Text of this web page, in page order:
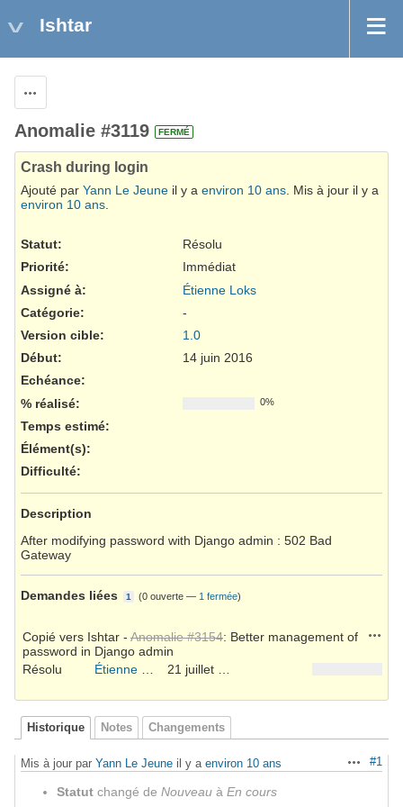
Ishtar
Anomalie #3119 FERMÉ
Crash during login
Ajouté par Yann Le Jeune il y a environ 10 ans. Mis à jour il y a
environ 10 ans.
Statut:
Résolu
Priorité:
Immédiat
Assigné à:
Étienne Loks
Catégorie:
-
Version cible:
1.0
Début:
14 juin 2016
Echéance:
% réalisé:
0%
Temps estimé:
Élément(s):
Difficulté:
Description
After modifying password with Django admin : 502 Bad
Gateway
Demandes liées 1 (0 ouverte — 1 fermée)
Copié vers Ishtar - Anomalie #3154: Better management of
password in Django admin
Résolu
Étienne Loks 21 juillet 2016
Historique Notes Changements
Actions
#1
Mis à jour par Yann Le Jeune il y a environ 10 ans
Statut changé de Nouveau à En cours